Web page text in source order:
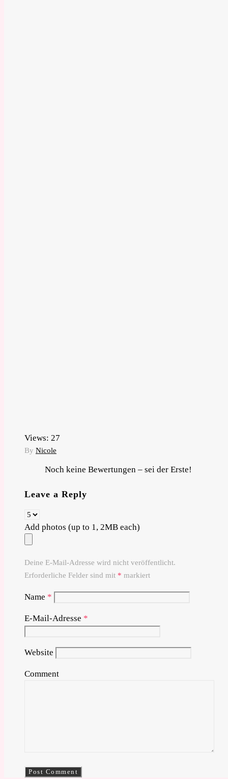
Views: 27
By Nicole
Noch keine Bewertungen – sei der Erste!
Leave a Reply
Add photos (up to 1, 2MB each)
Deine E-Mail-Adresse wird nicht veröffentlicht.
Erforderliche Felder sind mit * markiert
Name *
E-Mail-Adresse *
Website
Comment